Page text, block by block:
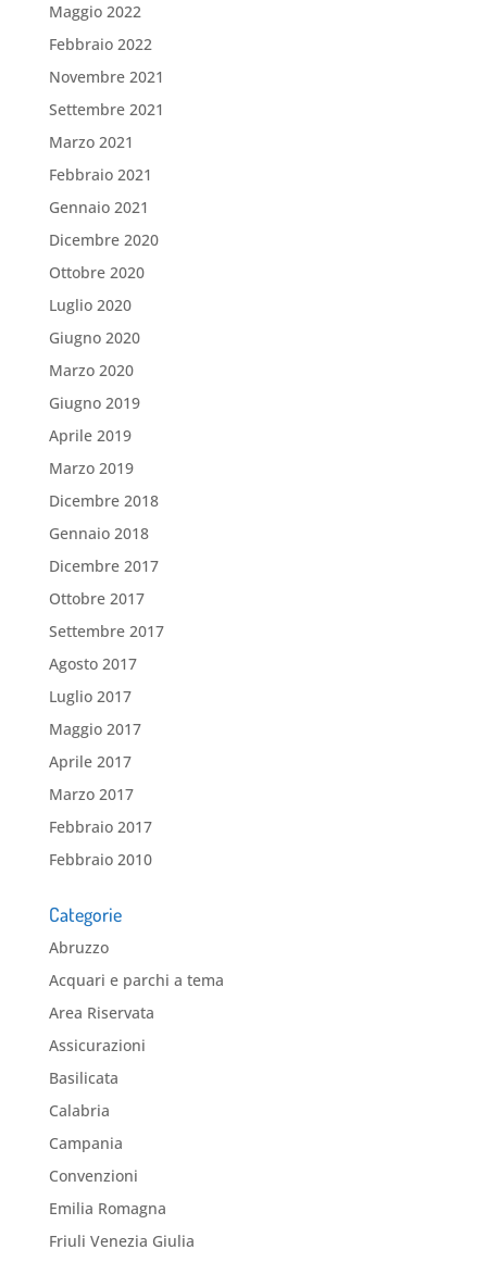
Maggio 2022
Febbraio 2022
Novembre 2021
Settembre 2021
Marzo 2021
Febbraio 2021
Gennaio 2021
Dicembre 2020
Ottobre 2020
Luglio 2020
Giugno 2020
Marzo 2020
Giugno 2019
Aprile 2019
Marzo 2019
Dicembre 2018
Gennaio 2018
Dicembre 2017
Ottobre 2017
Settembre 2017
Agosto 2017
Luglio 2017
Maggio 2017
Aprile 2017
Marzo 2017
Febbraio 2017
Febbraio 2010
Categorie
Abruzzo
Acquari e parchi a tema
Area Riservata
Assicurazioni
Basilicata
Calabria
Campania
Convenzioni
Emilia Romagna
Friuli Venezia Giulia